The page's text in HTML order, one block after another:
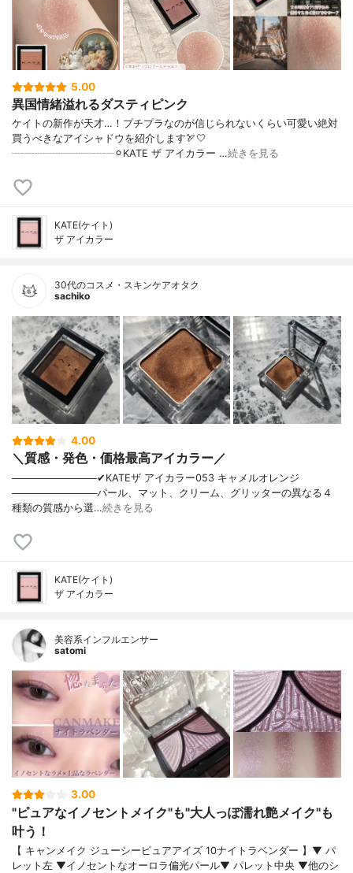
5.00
異国情緒溢れるダスティピンク
ケイトの新作が天才…！プチプラなのが信じられないくらい可愛い絶対
買うべきなアイシャドウを紹介します🏹🤍
┈┈┈┈┈┈┈┈┈┈⚪︎KATE ザ アイカラー …続きを見る
KATE(ケイト)
ザ アイカラー
30代のコスメ・スキンケアオタク
sachiko
4.00
＼質感・発色・価格最高アイカラー／
────────────✔︎KATEザ アイカラー053 キャメルオレンジ
────────────パール、マット、クリーム、グリッターの異なる４
種類の質感から選…続きを見る
KATE(ケイト)
ザ アイカラー
美容系インフルエンサー
satomi
3.00
"ピュアなイノセントメイク"も"大人っぽ濡れ艶メイク"も
叶う！
【 キャンメイク ジューシーピュアアイズ 10ナイトラベンダー 】▼ パ
レット左 ▼イノセントなオーロラ偏光パール▼ パレット中央 ▼他のシ